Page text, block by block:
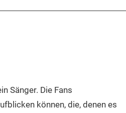
Sänger. Die Fans
können, die, denen es